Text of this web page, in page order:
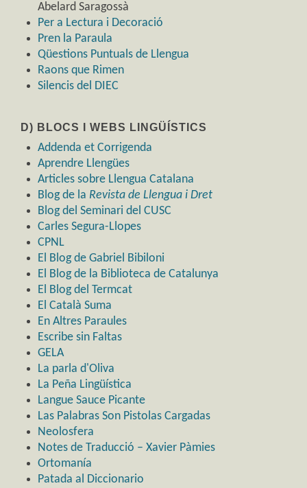
Abelard Saragossà
Per a Lectura i Decoració
Pren la Paraula
Qüestions Puntuals de Llengua
Raons que Rimen
Silencis del DIEC
D) BLOCS I WEBS LINGÜÍSTICS
Addenda et Corrigenda
Aprendre Llengües
Articles sobre Llengua Catalana
Blog de la Revista de Llengua i Dret
Blog del Seminari del CUSC
Carles Segura-Llopes
CPNL
El Blog de Gabriel Bibiloni
El Blog de la Biblioteca de Catalunya
El Blog del Termcat
El Català Suma
En Altres Paraules
Escribe sin Faltas
GELA
La parla d'Oliva
La Peña Lingüística
Langue Sauce Picante
Las Palabras Son Pistolas Cargadas
Neolosfera
Notes de Traducció – Xavier Pàmies
Ortomanía
Patada al Diccionario